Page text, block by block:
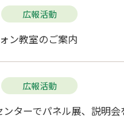
広報活動
ン教室のご案内
広報活動
ターでパネル展、説明会